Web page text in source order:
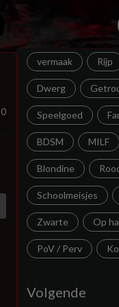
vermaak Rijp
Dwerg
Speelgoed
BDSM MILF
Blondine
Schoolmeisjes
Zwarte Op
PoV / Perv
Volgende
0